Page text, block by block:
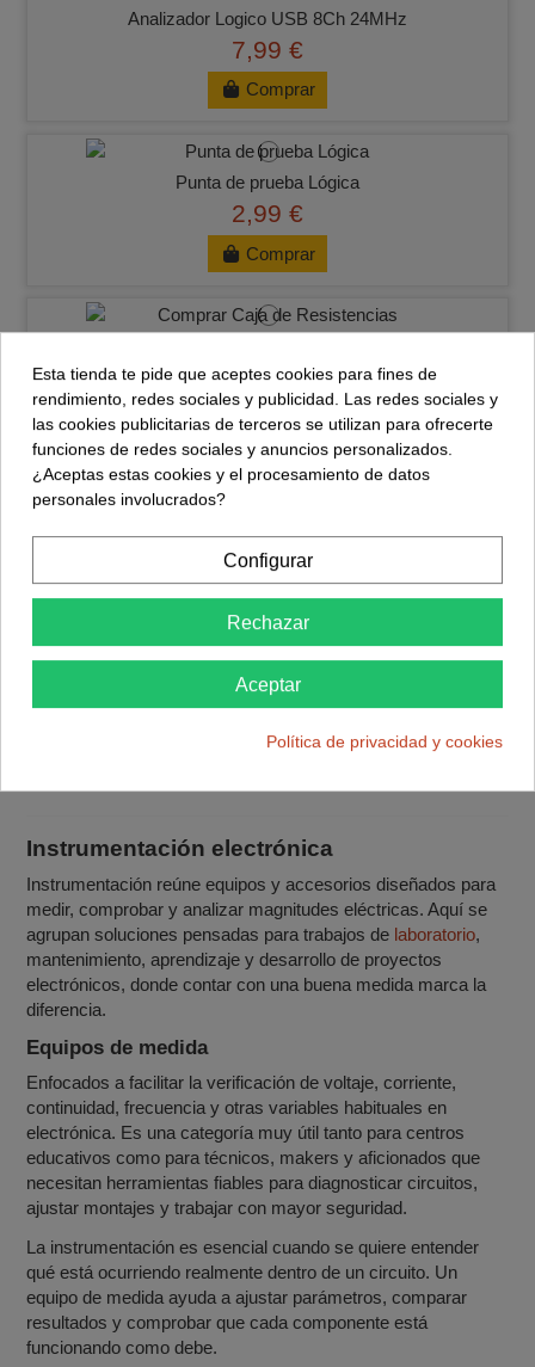
Analizador Logico USB 8Ch 24MHz
7,99 €
Comprar
Punta de prueba Lógica
2,99 €
Comprar
16,99 €
Comprar
6 Puntas de prueba gancho
1,75 €
Comprar
Juego Puntas de prueba
2,10 €
Comprar
Instrumentación electrónica
Instrumentación reúne equipos y accesorios diseñados para
medir, comprobar y analizar magnitudes eléctricas. Aquí se
agrupan soluciones pensadas para trabajos de laboratorio,
mantenimiento, aprendizaje y desarrollo de proyectos
electrónicos, donde contar con una buena medida marca la
diferencia.
Equipos de medida
Enfocados a facilitar la verificación de voltaje, corriente,
continuidad, frecuencia y otras variables habituales en
electrónica. Es una categoría muy útil tanto para centros
educativos como para técnicos, makers y aficionados que
necesitan herramientas fiables para diagnosticar circuitos,
ajustar montajes y trabajar con mayor seguridad.
La instrumentación es esencial cuando se quiere entender
qué está ocurriendo realmente dentro de un circuito. Un
equipo de medida ayuda a ajustar parámetros, comparar
resultados y comprobar que cada componente está
funcionando como debe.
Esta tienda te pide que aceptes cookies para fines de
rendimiento, redes sociales y publicidad. Las redes sociales y
las cookies publicitarias de terceros se utilizan para ofrecerte
funciones de redes sociales y anuncios personalizados.
¿Aceptas estas cookies y el procesamiento de datos
personales involucrados?
Configurar
Rechazar
Aceptar
Política de privacidad y cookies